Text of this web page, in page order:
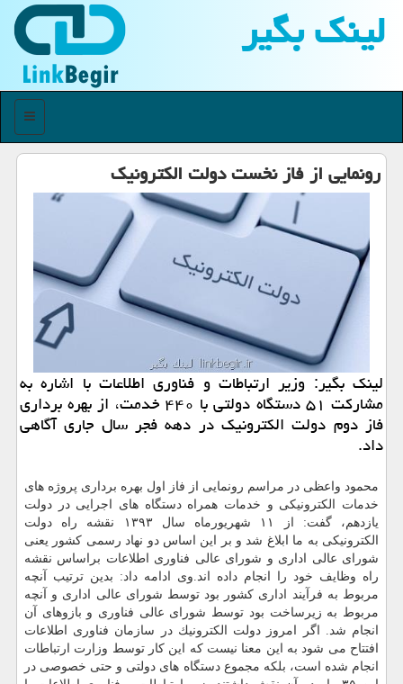
لینك بگیر
منو
رونمایی از فاز نخست دولت الكترونیك
لینك بگیر: وزیر ارتباطات و فناوری اطلاعات با اشاره به
مشاركت ۵۱ دستگاه دولتی با ۴۴۰ خدمت، از بهره برداری
فاز دوم دولت الكترونیك در دهه فجر سال جاری آگاهی
داد.
محمود واعظی در مراسم رونمایی از فاز اول بهره برداری پروژه های
خدمات الكترونیكی و خدمات همراه دستگاه های اجرایی در دولت
یازدهم، گفت: از ۱۱ شهریورماه سال ۱۳۹۳ نقشه راه دولت
الكترونیكی به ما ابلاغ شد و بر این اساس دو نهاد رسمی كشور یعنی
شورای عالی اداری و شورای عالی فناوری اطلاعات براساس نقشه
راه وظایف خود را انجام داده اند.وی ادامه داد: بدین ترتیب آنچه
مربوط به فرآیند اداری كشور بود توسط شورای عالی اداری و آنچه
مربوط به زیرساخت بود توسط شورای عالی فناوری و بازوهای آن
انجام شد. اگر امروز دولت الكترونیك در سازمان فناوری اطلاعات
افتتاح می شود به این معنا نیست كه این كار توسط وزارت ارتباطات
انجام شده است، بلكه مجموع دستگاه های دولتی و حتی خصوصی در